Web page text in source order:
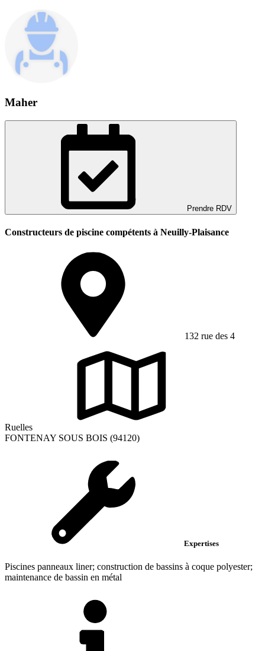
Maher
Prendre RDV
Constructeurs de piscine compétents à Neuilly-Plaisance
132 rue des 4
Ruelles
FONTENAY SOUS BOIS (94120)
Expertises
Piscines panneaux liner; construction de bassins à coque polyester;
maintenance de bassin en métal